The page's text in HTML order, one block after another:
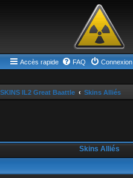
Accès rapide FAQ Connexion
SKINS IL2 Great Baattle Skins Alliés
Skins Alliés